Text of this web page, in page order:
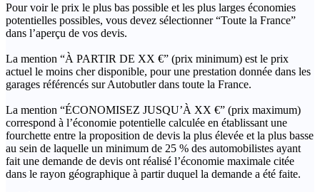
Pour voir le prix le plus bas possible et les plus larges économies
potentielles possibles, vous devez sélectionner “Toute la France”
dans l’aperçu de vos devis.
La mention “À PARTIR DE XX €” (prix minimum) est le prix
actuel le moins cher disponible, pour une prestation donnée dans les
garages référencés sur Autobutler dans toute la France.
La mention “ÉCONOMISEZ JUSQU’À XX €” (prix maximum)
correspond à l’économie potentielle calculée en établissant une
fourchette entre la proposition de devis la plus élevée et la plus basse
au sein de laquelle un minimum de 25 % des automobilistes ayant
fait une demande de devis ont réalisé l’économie maximale citée
dans le rayon géographique à partir duquel la demande a été faite.